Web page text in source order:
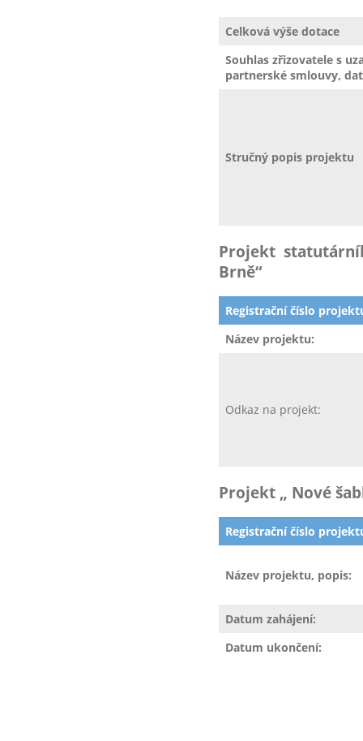
Celková výše dotace
Souhlas zřizovatele s
partnerské smlouvy,
Stručný popis projektu
Projekt
Brně“
Registrační číslo
Název projektu:
Odkaz na projekt:
Projekt „ Nové
Registrační číslo
Název projektu, popis:
Datum zahájení:
Datum ukončení: